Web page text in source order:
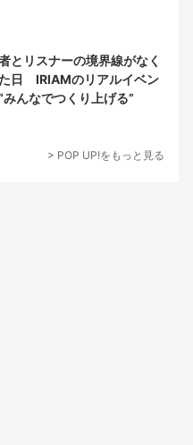
とリスナーの境界線がなく
日 IRIAMのリアルイベン
みんなでつくり上げる”
> POP UP!をもっと見る